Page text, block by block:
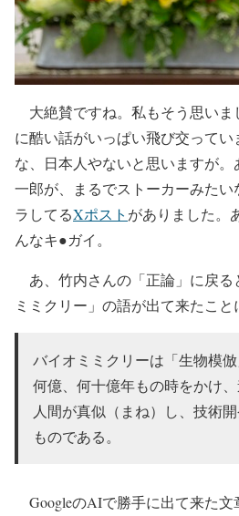
大絶賛ですね。私もそう思いま
に酷い話がいっぱい飛び交って
な、日本人やないと思いますが
一郎が、まるでストーカーみた
ラしてるXポスト がありました。
んなキ●ガイ。
あ、竹内さんの「正論」に戻る
ミミクリー」の語が出て来たこと
バイオミミクリーは「生物模
何億、何十億年もの時をかけ
人間が真似（まね）し、技術
ものである。
GoogleのAIで勝手に出て来た文